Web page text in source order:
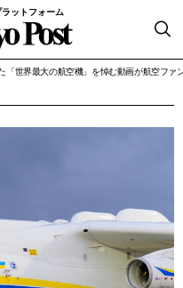
ットフォーム
「世界最大の航空機」を悼む動画が航空ファ